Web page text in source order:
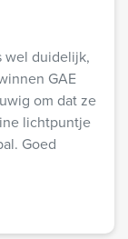
wel duidelijk,
GAE
om dat ze
lichtpuntje
Goed